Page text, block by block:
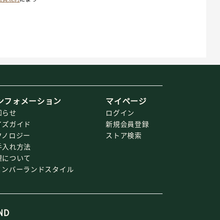
フォメーション
らせ
ズガイド
ノロジー
入れ方法
ついて
ンバーランドスタイル
マイページ
ログイン
新規会員登録
ストア検索